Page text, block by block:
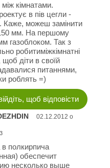
кімнатами.
в пів цегли -
Каже, можеш замінити
мм. На першому
газоблоком. Так з
робитиміжкімнатні
щоб діти в своїй
питаннями,
роблять =)
щоб відповісти
02.12.2012 о
полкирпича
обеспечит
несколько выше